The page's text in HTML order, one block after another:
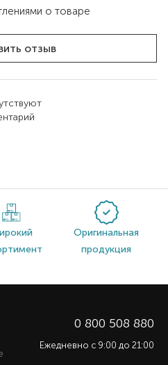
о товаре
отзыв
Оригинальная
продукция
0 800 508 880
Ежедневно c 9:00 до 21:00